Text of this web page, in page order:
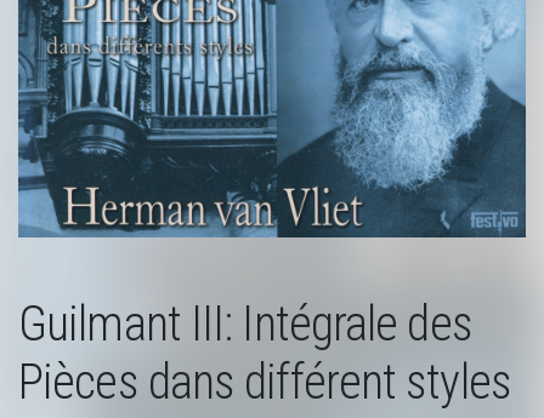
Guilmant III: Intégrale des
Pièces dans différent styles